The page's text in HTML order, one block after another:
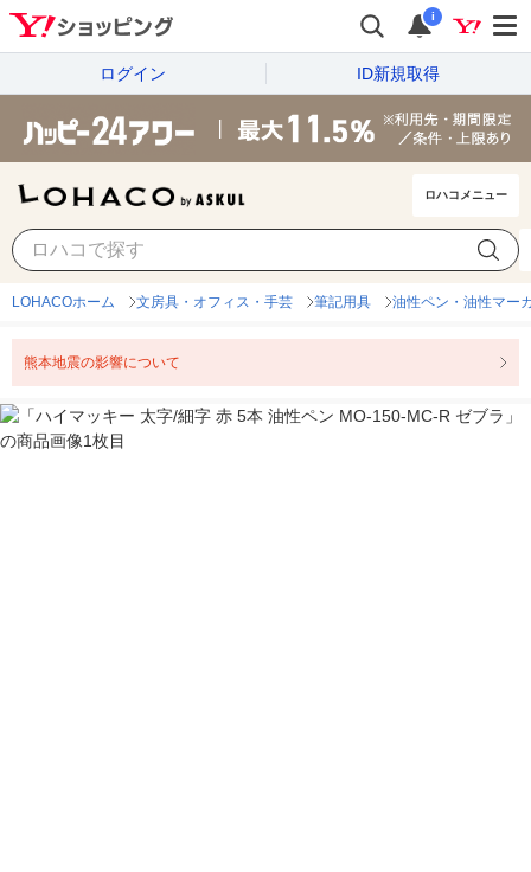
i
ログイン ID新規取得
ロハコメニュー
LOHACOホーム 文房具・オフィス・手芸 筆記用具 油性ペン・油性マー
熊本地震の影響について